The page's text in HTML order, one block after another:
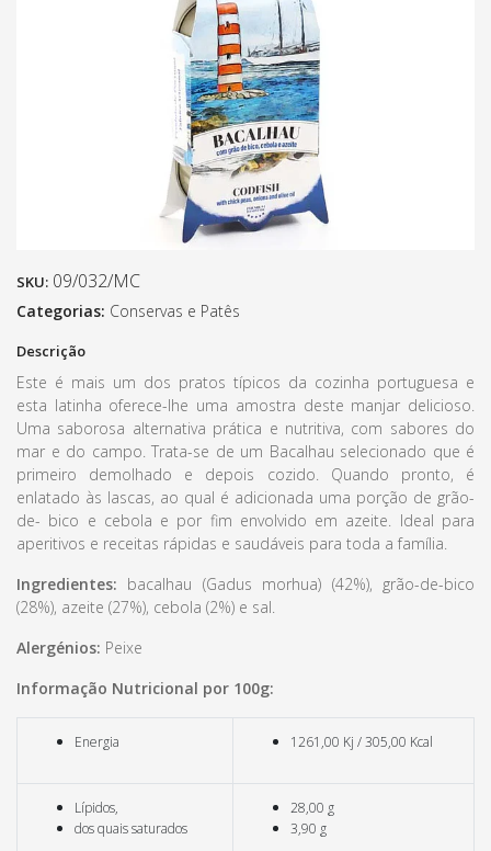
SKU: 09/032/MC
Categorias: Conservas e Patês
Descrição
Este é mais um dos pratos típicos da cozinha portuguesa e
esta latinha oferece-lhe uma amostra deste manjar delicioso.
Uma saborosa alternativa prática e nutritiva, com sabores do
mar e do campo. Trata-se de um Bacalhau selecionado que é
primeiro demolhado e depois cozido. Quando pronto, é
enlatado às lascas, ao qual é adicionada uma porção de grão-
de- bico e cebola e por fim envolvido em azeite. Ideal para
aperitivos e receitas rápidas e saudáveis para toda a família.
Ingredientes: bacalhau (Gadus morhua) (42%), grão-de-bico
(28%), azeite (27%), cebola (2%) e sal.
Alergénios: Peixe
Informação Nutricional por 100g:
Energia 1261,00 Kj / 305,00 Kcal
Lípidos,
dos quais saturados
28,00 g
3,90 g